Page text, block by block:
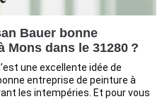
Bauer bonne
Mons dans le 31280 ?
une excellente idée de
entreprise de peinture à
les intempéries. Et pour vous